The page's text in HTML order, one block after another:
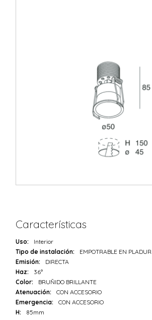
Características
Uso:
Interior
Tipo de instalación:
EMPOTRABLE EN PLADUR
Emisión:
DIRECTA
Haz:
36°
Color:
BRUÑIDO BRILLANTE
Atenuación:
CON ACCESORIO
Emergencia:
CON ACCESORIO
H:
85mm